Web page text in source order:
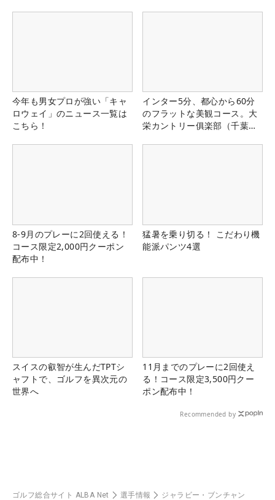
今年も男女プロが強い「キャ
ロウェイ」のニュース一覧は
こちら！
インター5分、都心から60分
のフラットな美観コース。大
栄カントリー俱楽部（千葉
8-9月のプレーに2回使える！
コース限定2,000円クーポン
配布中！
猛暑を乗り切る！ こだわり機
能派パンツ4選
スイスの叡智が生んだTPTシ
ャフトで、ゴルフを異次元の
世界へ
11月までのプレーに2回使え
る！コース限定3,500円クー
ポン配布中！
Recommended by
ゴルフ総合サイト ALBA Net 選手情報 ジャラビー・ブンチャン